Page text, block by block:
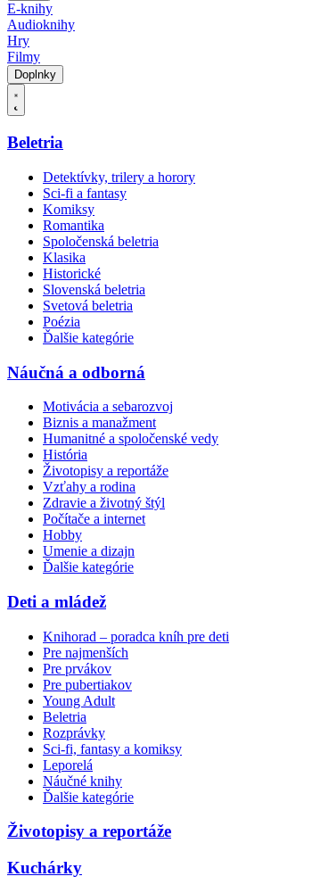
E-knihy
Audioknihy
Hry
Filmy
Doplnky
Beletria
Detektívky, trilery a horory
Sci-fi a fantasy
Komiksy
Romantika
Spoločenská beletria
Klasika
Historické
Slovenská beletria
Svetová beletria
Poézia
Ďalšie kategórie
Náučná a odborná
Motivácia a sebarozvoj
Biznis a manažment
Humanitné a spoločenské vedy
História
Životopisy a reportáže
Vzťahy a rodina
Zdravie a životný štýl
Počítače a internet
Hobby
Umenie a dizajn
Ďalšie kategórie
Deti a mládež
Knihorad – poradca kníh pre deti
Pre najmenších
Pre prvákov
Pre pubertiakov
Young Adult
Beletria
Rozprávky
Sci-fi, fantasy a komiksy
Leporelá
Náučné knihy
Ďalšie kategórie
Životopisy a reportáže
Kuchárky